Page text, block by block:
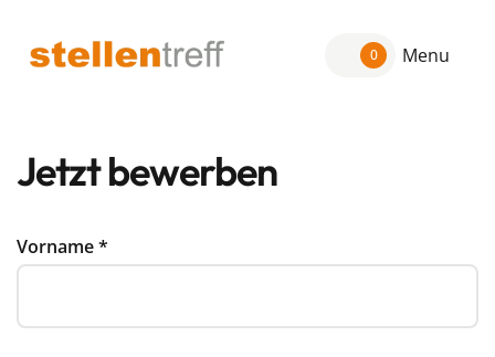
0 Menu
Jetzt bewerben
Vorname*